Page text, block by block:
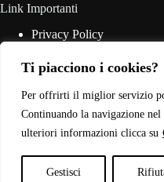
Ti piacciono i cookies?
Per offrirti il miglior servizio
Continuando la navigazione
ulteriori informazioni clicca su
Gestisci
Link Importanti
Privacy Policy
Termini & Condizioni
Contatti
© 2026 - Web